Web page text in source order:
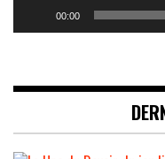
00:00